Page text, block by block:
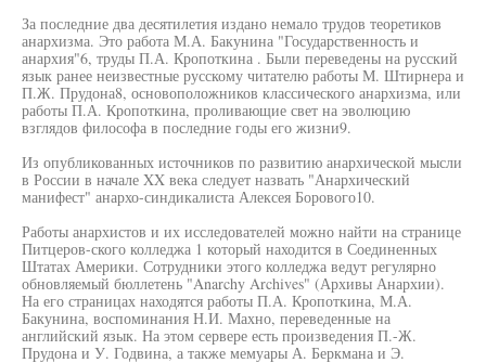
За последние два десятилетия издано немало трудов теоретиков
анархизма. Это работа М.А. Бакунина "Государственность и
анархия"6, труды П.А. Кропоткина . Были переведены на русский
язык ранее неизвестные русскому читателю работы М. Штирнера и
П.Ж. Прудона8, основоположников классического анархизма, или
работы П.А. Кропоткина, проливающие свет на эволюцию
взглядов философа в последние годы его жизни9.
Из опубликованных источников по развитию анархической мысли
в России в начале XX века следует назвать "Анархический
манифест" анархо-синдикалиста Алексея Борового10.
Работы анархистов и их исследователей можно найти на странице
Питцеров-ского колледжа 1 который находится в Соединенных
Штатах Америки. Сотрудники этого колледжа ведут регулярно
обновляемый бюллетень "Anarchy Archives" (Архивы Анархии).
На его страницах находятся работы П.А. Кропоткина, М.А.
Бакунина, воспоминания Н.И. Махно, переведенные на
английский язык. На этом сервере есть произведения П.-Ж.
Прудона и У. Годвина, а также мемуары А. Беркмана и Э.